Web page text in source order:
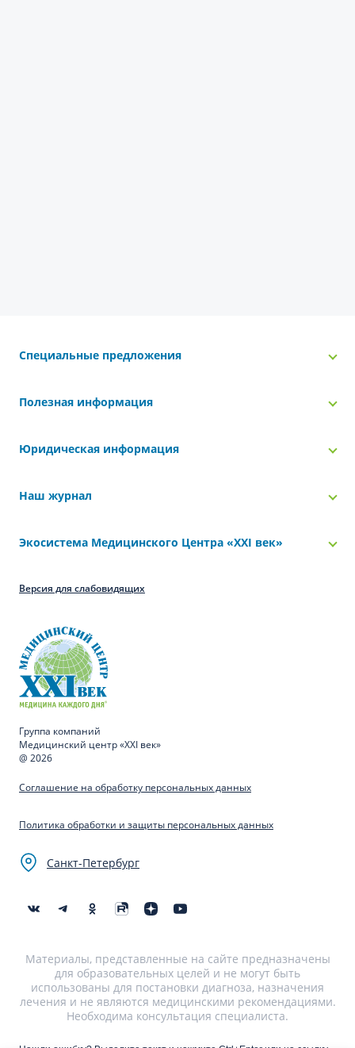
Специальные предложения
Полезная информация
Юридическая информация
Наш журнал
Экосистема Медицинского Центра «‎XXI век»
Версия для слабовидящих
Группа компаний
Медицинский центр «XXI век»
@ 2026
Соглашение на обработку персональных данных
Политика обработки и защиты персональных данных
Санкт-Петербург
Материалы, представленные на сайте предназначены
для образовательных целей и не могут быть
использованы для постановки диагноза, назначения
лечения и не являются медицинскими рекомендациями.
Необходима консультация специалиста.